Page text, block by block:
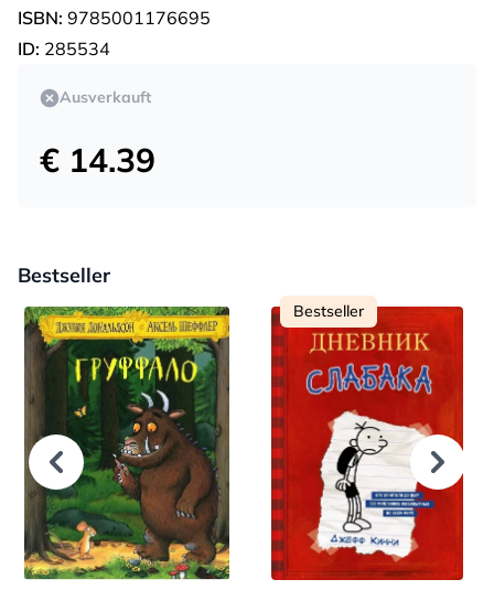
ISBN: 9785001176695
ID: 285534
Ausverkauft
€ 14.39
Bestseller
Bestseller